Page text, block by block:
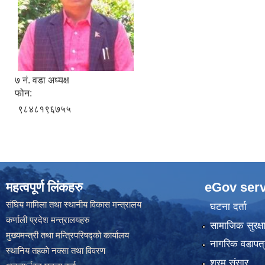
७ नं. वडा अध्यक्ष
फोन:
९८४८१९६७५५
महत्वपूर्ण लिंकहरु
संघिय मामिला तथा स्थानीय विकास मन्त्रालय
कर्णाली प्रदेश मन्त्रालयहरु
मुख्यमन्त्री तथा मन्त्रिपरिषद्को कार्यालय
स्थानिय तहकाे नक्सा तथा विवरण
eGov
घटना दर्ता
सामाजिक सुरक्षा
नागरिक
श्रम संसार